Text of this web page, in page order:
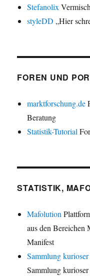
Stefanolix
styleDD „Hier
FOREN UND
marktforschung.de
Beratung
Statistik-Tutorial
STATISTIK,
Mafolution
aus den Bereichen
Manifest
Sammlung
Sammlung